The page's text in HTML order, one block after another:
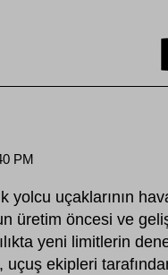
PM
yolcu uçaklarının
üretim öncesi ve
yeni limitlerin
uçuş ekipleri